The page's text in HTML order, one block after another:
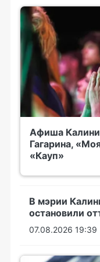
Афиша
Гагарина,
«Кауп»
В мэрии
остановили
07.08.2026 19:39